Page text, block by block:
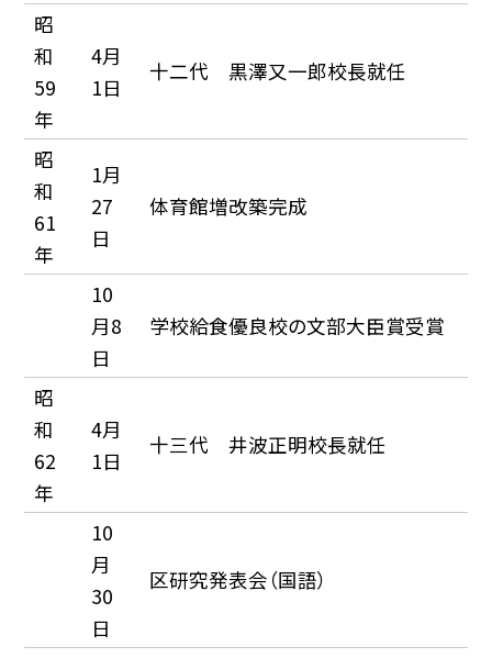
昭
和
59
年
4月
1日
十二代 黒澤又一郎校長就任
昭
和
61
年
1月
27
日
体育館増改築完成
10
月8
日
学校給食優良校の文部大臣賞受賞
昭
和
62
年
4月
1日
十三代 井波正明校長就任
10
月
30
日
区研究発表会（国語）